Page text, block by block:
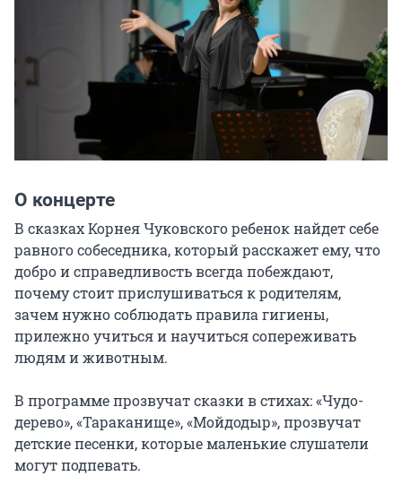
О концерте
В сказках Корнея Чуковского ребенок найдет себе
равного собеседника, который расскажет ему, что
добро и справедливость всегда побеждают,
почему стоит прислушиваться к родителям,
зачем нужно соблюдать правила гигиены,
прилежно учиться и научиться сопереживать
людям и животным.
В программе прозвучат сказки в стихах: «Чудо-
дерево», «Тараканище», «Мойдодыр», прозвучат
детские песенки, которые маленькие слушатели
могут подпевать.